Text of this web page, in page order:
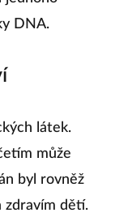
DNA.
látek.
může
byl rovněž
zdravím dětí.